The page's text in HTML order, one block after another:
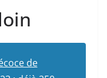
de